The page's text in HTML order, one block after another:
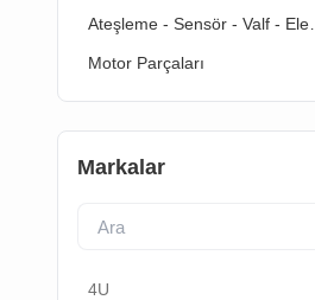
Motor Parçaları
Markalar
4U